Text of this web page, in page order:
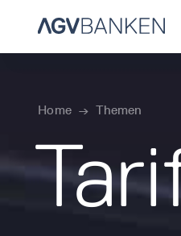
Home → Themen